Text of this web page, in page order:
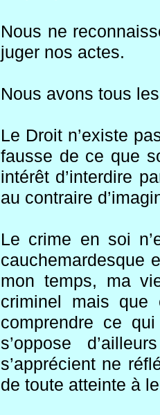
Nous ne
juger nos actes.
Nous avons tous
Le Droit n’existe
fausse de ce que
intérêt d’interdire
au contraire
Le crime en soi
cauchemardesque
mon temps, ma
criminel mais que
comprendre ce
s’oppose
s’apprécient ne
de toute atteinte à